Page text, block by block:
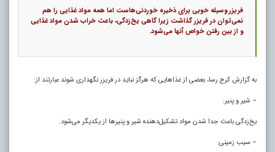
فریزر وسیله خوبی برای ذخیره خوردنی‌هاست اما همه مواد غذایی را هم
نمی‌توان در فریزر گذاشت زیرا گاهی یخ‌زدگی، باعث خراب شدن مواد غذایی
و از بین رفتن خواص آنها می‌شود.
به گزارش کرج رسا، بعضی از غذاهایی که هرگز نباید در فریزر نگهداری شوند عبارتند از:
– شیر و پنیر:
یخ‌زدگی باعث جدا شدن مواد تشکیل‌دهنده شیر و پنیرها از یکدیگر می‌شود.
– سیب زمینی: